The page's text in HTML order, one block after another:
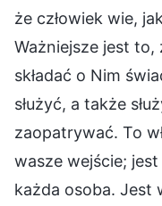
że człowiek wie,
Ważniejsze jest to,
składać o Nim
służyć, a także
zaopatrywać. To
wasze wejście;
każda osoba. Jest